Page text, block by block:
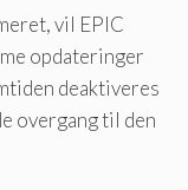
vil EPIC
opdateringer
deaktiveres
overgang til den